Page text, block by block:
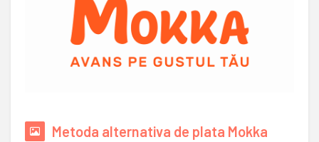
Metoda alternativa de plata Mokka